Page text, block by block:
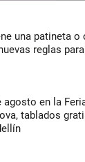
una patineta
reglas
agosto en la
tablados